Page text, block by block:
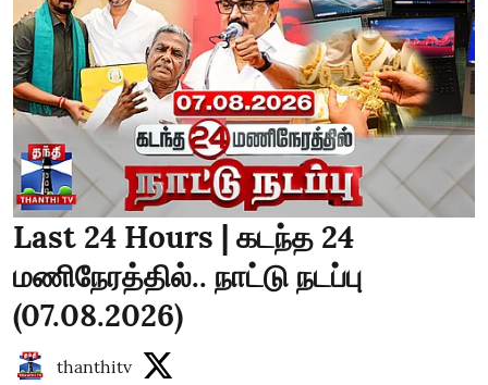
Last 24 Hours | கடந்த 24
மணிநேரத்தில்.. நாட்டு நடப்பு
(07.08.2026)
thanthitv